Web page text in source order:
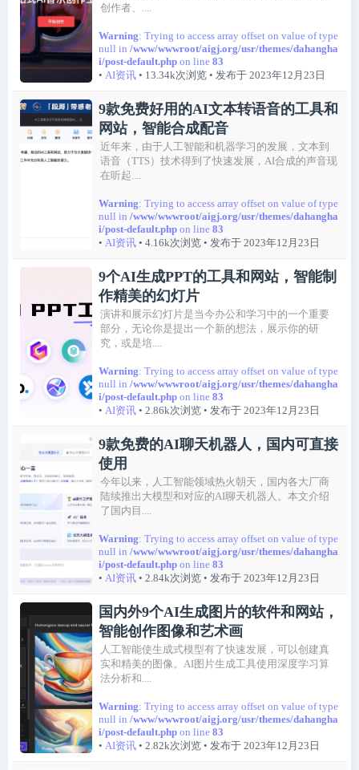
创作者、....
Warning: Trying to access array offset on value of type
null in /www/wwwroot/aigj.org/usr/themes/dahangha
i/post-default.phpon line 83
• AI资讯• 13.34k次浏览• 发布于 2023年12月23日
9款免费好用的AI文本转语音的工具和
网站，智能合成配音
近年来，由于人工智能和机器学习的发展，文本到
语音（TTS）技术得到了快速发展，AI合成的声音现
在听起....
Warning: Trying to access array offset on value of type
null in /www/wwwroot/aigj.org/usr/themes/dahangha
i/post-default.phpon line 83
• AI资讯• 4.16k次浏览• 发布于 2023年12月23日
9个AI生成PPT的工具和网站，智能制
作精美的幻灯片
演讲和展示幻灯片是当今办公和学习中的一个重要
部分，无论你是提出一个新的想法，展示你的研
究，或是培....
Warning: Trying to access array offset on value of type
null in /www/wwwroot/aigj.org/usr/themes/dahangha
i/post-default.phpon line 83
• AI资讯• 2.86k次浏览• 发布于 2023年12月23日
9款免费的AI聊天机器人，国内可直接
使用
今年以来，人工智能领域热火朝天，国内各大厂商
陆续推出大模型和对应的AI聊天机器人。本文介绍
了国内目....
Warning: Trying to access array offset on value of type
null in /www/wwwroot/aigj.org/usr/themes/dahangha
i/post-default.phpon line 83
• AI资讯• 2.84k次浏览• 发布于 2023年12月23日
国内外9个AI生成图片的软件和网站，
智能创作图像和艺术画
人工智能使生成式模型有了快速发展，可以创建真
实和精美的图像。AI图片生成工具使用深度学习算
法分析和....
Warning: Trying to access array offset on value of type
null in /www/wwwroot/aigj.org/usr/themes/dahangha
i/post-default.phpon line 83
• AI资讯• 2.82k次浏览• 发布于 2023年12月23日